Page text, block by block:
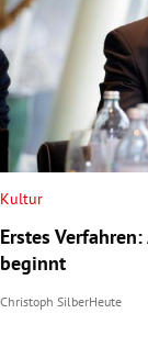
Untermenü
Untermenü
Untermenü
Untermenü
Kultur
Erstes
beginnt
Christoph SilberHeute